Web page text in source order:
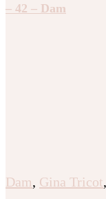
– 42 – Dam
Dam, Gina Tricot,